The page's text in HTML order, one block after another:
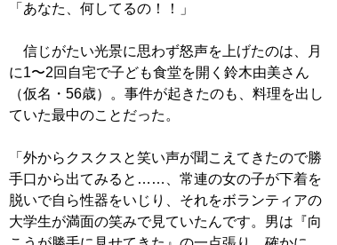
「あなた、何してるの！！」
信じがたい光景に思わず怒声を上げたのは、月
に1〜2回自宅で子ども食堂を開く鈴木由美さん
（仮名・56歳）。事件が起きたのも、料理を出し
ていた最中のことだった。
「外からクスクスと笑い声が聞こえてきたので勝
手口から出てみると……、常連の女の子が下着を
脱いで自ら性器をいじり、それをボランティアの
大学生が満面の笑みで見ていたんです。男は『向